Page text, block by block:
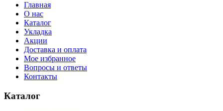
Главная
О нас
Каталог
Укладка
Акции
Доставка и оплата
Мое избранное
Вопросы и ответы
Контакты
Каталог